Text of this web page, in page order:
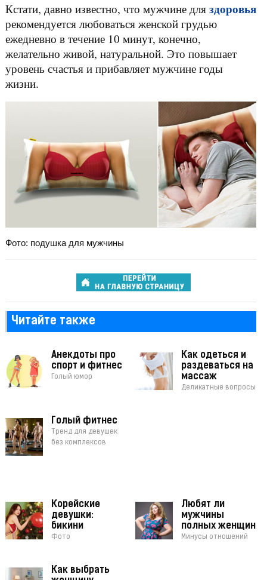
Кстати, давно известно, что мужчине для здоровья
рекомендуется любоваться женской грудью
ежедневно в течение 10 минут, конечно,
желательно живой, натуральной. Это повышает
уровень счастья и прибавляет мужчине годы
жизни.
Фото: подушка для мужчины
Читайте также
Анекдоты про
спорт и фитнес
Голый юмор
Как одеться и
раздеваться на
массаж
Деликатные вопросы
Голый фитнес
Тренд для девушек
без комплексов
Корейские
девушки:
бикини
Фото
Любят ли
мужчины
полных женщин
Минусы отношений
Как выбрать